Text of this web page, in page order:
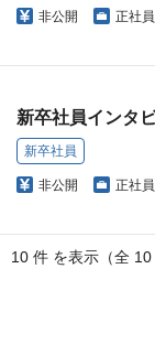
非公開 正社員
新卒社員インタ
新卒社員
非公開 正社員
10 件 を表示（全 10